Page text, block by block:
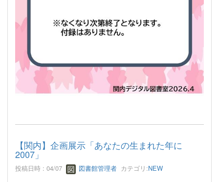
【関内】企画展示「あなたの生まれた年に
2007」
投稿日時 : 04/07 図書館管理者 カテゴリ:NEW